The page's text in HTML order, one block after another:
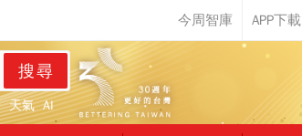
搜尋
天氣 AI